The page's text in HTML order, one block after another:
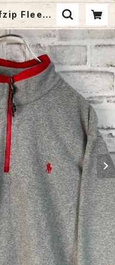
Fleece
ップ フリー
ゆるだぼ ビ
USA 古着 |